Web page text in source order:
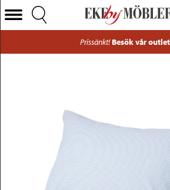
Lexington Icons Pin Point örngott blå/vit
Välj Kategori
Inredning
Prissänkt!Besök vår outlet här